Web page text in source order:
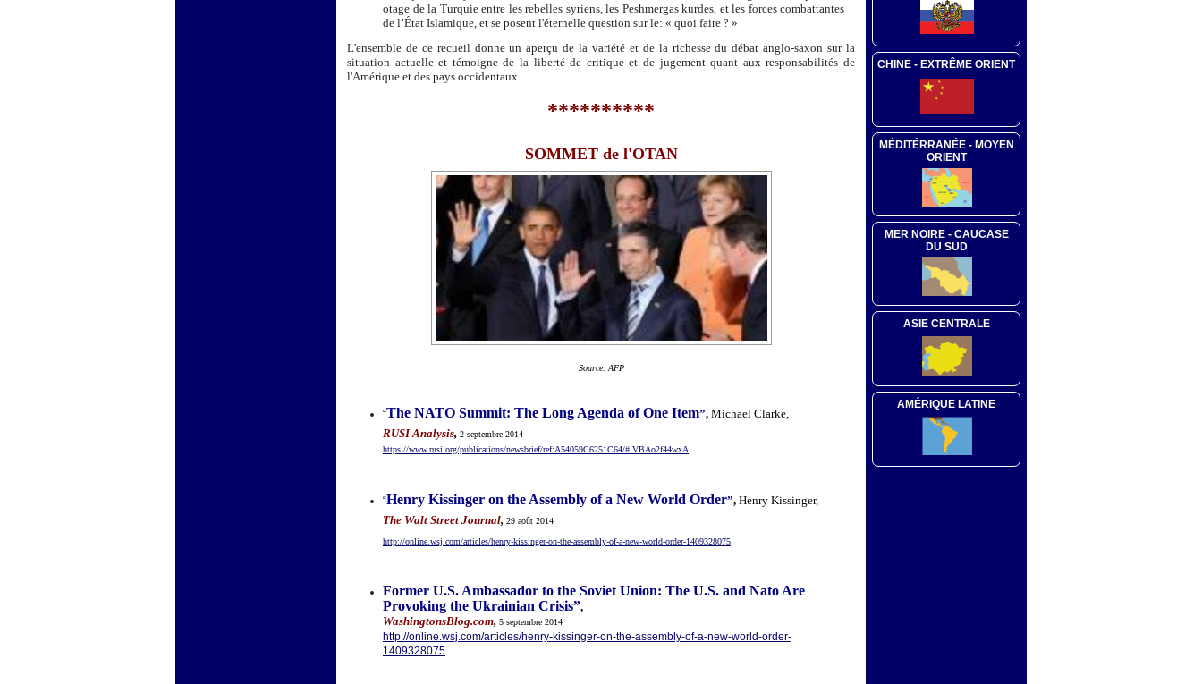
otage de la Turquie entre les rebelles syriens, les Peshmergas kurdes, et les forces combattantes
de l’État Islamique, et se posent l'éternelle question sur le: « quoi faire ? »
L'ensemble de ce recueil donne un aperçu de la variété et de la richesse du débat anglo-saxon sur la
situation actuelle et témoigne de la liberté de critique et de jugement quant aux responsabilités de
l'Amérique et des pays occidentaux.
**********
SOMMET de l'OTAN
Source: AFP
“The NATO Summit: The Long Agenda of One Item”, Michael Clarke,
RUSI Analysis, 2 septembre 2014
https://www.rusi.org/publications/newsbrief/ref:A54059C6251C64/#.VBAo2f44wxA
“Henry Kissinger on the Assembly of a New World Order”, Henry Kissinger,
The Walt Street Journal, 29 août 2014
http://online.wsj.com/articles/henry-kissinger-on-the-assembly-of-a-new-world-order-1409328075
Former U.S. Ambassador to the Soviet Union: The U.S. and Nato Are
Provoking the Ukrainian Crisis”,
WashingtonsBlog.com, 5 septembre 2014
http://online.wsj.com/articles/henry-kissinger-on-the-assembly-of-a-new-world-order-
1409328075
CHINE - EXTRÊME ORIENT
MÉDITÉRRANÉE - MOYEN
ORIENT
MER NOIRE - CAUCASE
DU SUD
ASIE CENTRALE
AMÉRIQUE LATINE